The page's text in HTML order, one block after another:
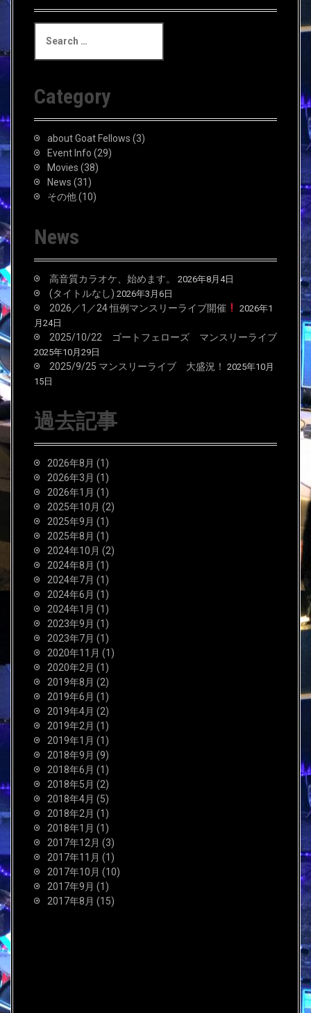
a
c
h
f
Category
about Goat Fellows (3)
Event Info (29)
Movies (38)
News (31)
その他(10)
News
高音質カラオケ、始めます。 2026年8月4日
(タイトルなし) 2026年3月6日
2026／1／24 恒例マンスリーライブ開催
2026年1
月24日
2025/10/22 ゴートフェローズ マンスリーライブ
2025年10月29日
2025/9/25 マンスリーライブ 大盛況！ 2025年10月
15日
過去記事
2026年8月 (1)
2026年3月 (1)
2026年1月 (1)
2025年10月 (2)
2025年9月 (1)
2025年8月 (1)
2024年10月 (2)
2024年8月 (1)
2024年7月 (1)
2024年6月 (1)
2024年1月 (1)
2023年9月 (1)
2023年7月 (1)
2020年11月 (1)
2020年2月 (1)
2019年8月 (2)
2019年6月 (1)
2019年4月 (2)
2019年2月 (1)
2019年1月 (1)
2018年9月 (9)
2018年6月 (1)
2018年5月 (2)
2018年4月 (5)
2018年2月 (1)
2018年1月 (1)
2017年12月 (3)
2017年11月 (1)
2017年10月 (10)
2017年9月 (1)
2017年8月 (15)